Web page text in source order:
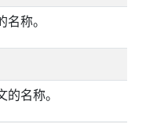
称。
名称。